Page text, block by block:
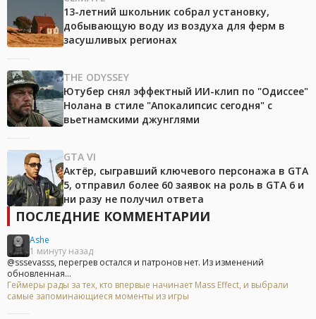
13-летний школьник собрал установку,
добывающую воду из воздуха для ферм в
засушливых регионах
THE ODYSSEY
Ютубер снял эффектный ИИ-клип по "Одиссее"
Нолана в стиле "Апокалипсис сегодня" с
вьетнамскими джунглями
GTA VI
Актёр, сыгравший ключевого персонажа в GTA
5, отправил более 60 заявок на роль в GTA 6 и
ни разу не получил ответа
ПОСЛЕДНИЕ КОММЕНТАРИИ
Ashe
1 минуту назад
@sssevasss, перегрев остался и патронов нет. Из изменений
обновленная...
Геймеры рады за тех, кто впервые начинает Mass Effect, и выбрали
самые запоминающиеся моменты из игры